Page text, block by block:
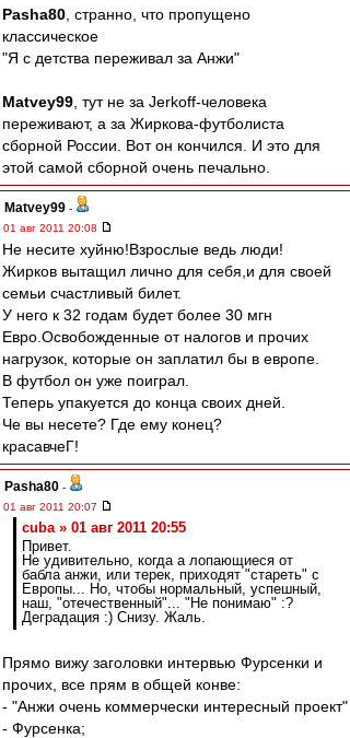
Pasha80 , странно, что пропущено
классическое
"Я с детства переживал за Анжи"
Matvey99 , тут не за Jerkoff-человека
переживают, а за Жиркова-футболиста
сборной России. Вот он кончился. И это для
этой самой сборной очень печально.
Matvey99 -
01 авг 2011 20:08
Не несите хуйню!Взрослые ведь люди!
Жирков вытащил лично для себя,и для своей
семьи счастливый билет.
У него к 32 годам будет более 30 мгн
Евро.Освобожденные от налогов и прочих
нагрузок, которые он заплатил бы в европе.
В футбол он уже поиграл.
Теперь упакуется до конца своих дней.
Че вы несете? Где ему конец?
красавчеГ!
Pasha80 -
01 авг 2011 20:07
cuba » 01 авг 2011 20:55
Привет.
Не удивительно, когда а лопающиеся от
бабла анжи, или терек, приходят "стареть" с
Европы... Но, чтобы нормальный, успешный,
наш, "отечественный"... "Не понимаю" :?
Деградация :) Снизу. Жаль.
Прямо вижу заголовки интервью Фурсенки и
прочих, все прям в общей конве:
- "Анжи очень коммерчески интересный проект"
- Фурсенка;